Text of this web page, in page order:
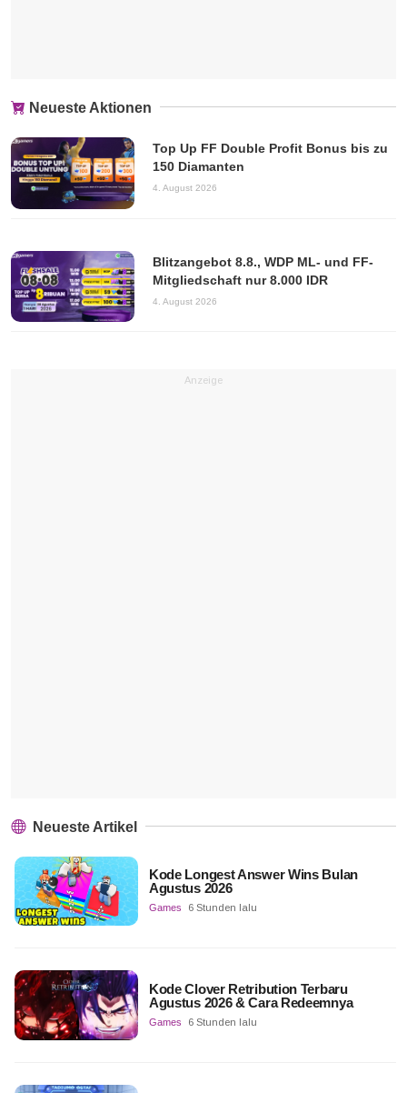
Neueste Aktionen
Top Up FF Double Profit Bonus bis zu
150 Diamanten
4. August 2026
Blitzangebot 8.8., WDP ML- und FF-
Mitgliedschaft nur 8.000 IDR
4. August 2026
Anzeige
Neueste Artikel
Kode Longest Answer Wins Bulan
Agustus 2026
Games 6 Stunden lalu
Kode Clover Retribution Terbaru
Agustus 2026 & Cara Redeemnya
Games 6 Stunden lalu